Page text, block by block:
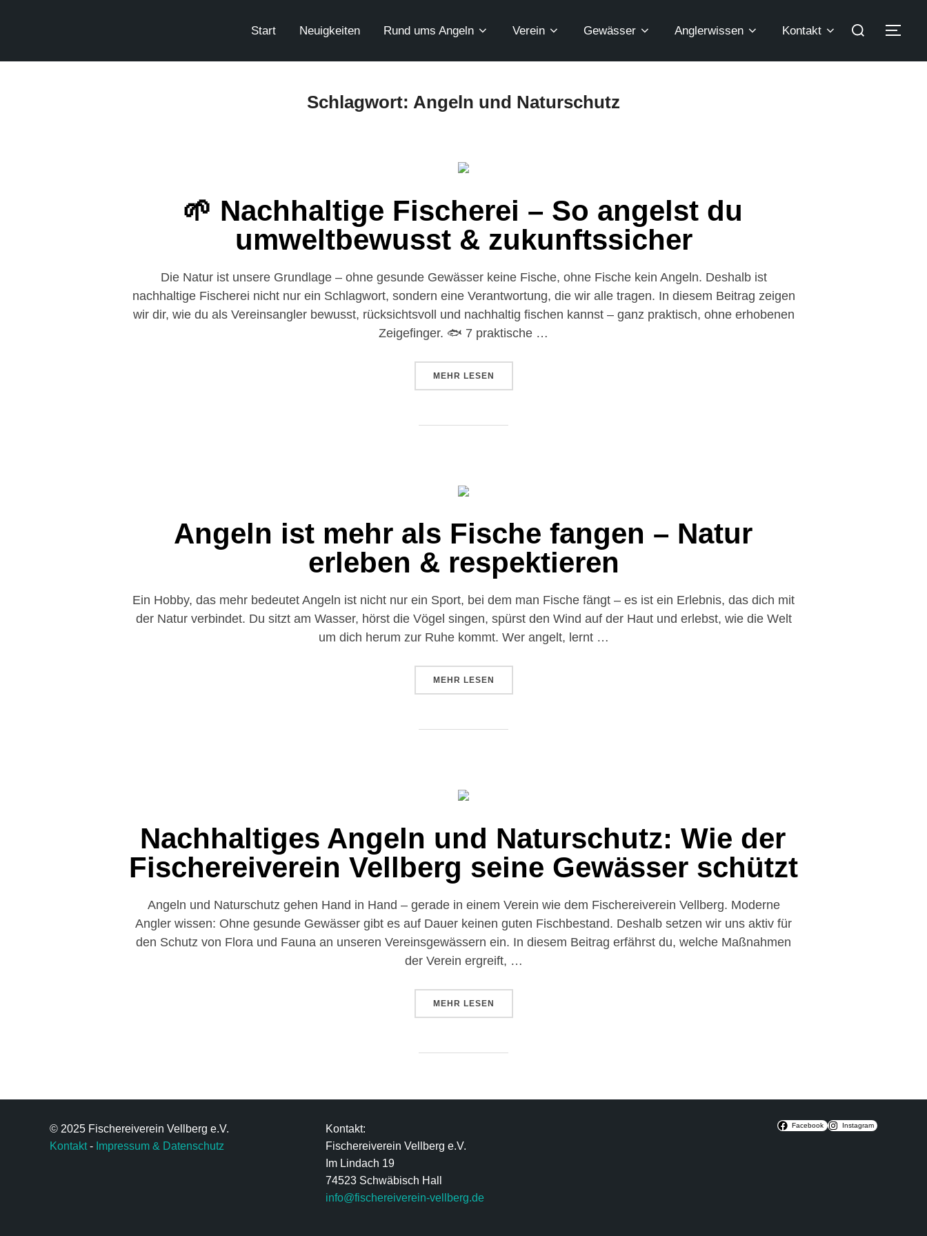
Start Neuigkeiten Rund ums Angeln Verein Gewässer Anglerwissen Kontakt
Schlagwort: Angeln und Naturschutz
🌱 Nachhaltige Fischerei – So angelst du
umweltbewusst & zukunftssicher
Die Natur ist unsere Grundlage – ohne gesunde Gewässer keine Fische, ohne Fische kein Angeln. Deshalb ist
nachhaltige Fischerei nicht nur ein Schlagwort, sondern eine Verantwortung, die wir alle tragen. In diesem Beitrag zeigen
wir dir, wie du als Vereinsangler bewusst, rücksichtsvoll und nachhaltig fischen kannst – ganz praktisch, ohne erhobenen
Zeigefinger. 🐟 7 praktische …
MEHR LESEN
Angeln ist mehr als Fische fangen – Natur
erleben & respektieren
Ein Hobby, das mehr bedeutet Angeln ist nicht nur ein Sport, bei dem man Fische fängt – es ist ein Erlebnis, das dich mit
der Natur verbindet. Du sitzt am Wasser, hörst die Vögel singen, spürst den Wind auf der Haut und erlebst, wie die Welt
um dich herum zur Ruhe kommt. Wer angelt, lernt …
MEHR LESEN
Nachhaltiges Angeln und Naturschutz: Wie der
Fischereiverein Vellberg seine Gewässer schützt
Angeln und Naturschutz gehen Hand in Hand – gerade in einem Verein wie dem Fischereiverein Vellberg. Moderne
Angler wissen: Ohne gesunde Gewässer gibt es auf Dauer keinen guten Fischbestand. Deshalb setzen wir uns aktiv für
den Schutz von Flora und Fauna an unseren Vereinsgewässern ein. In diesem Beitrag erfährst du, welche Maßnahmen
der Verein ergreift, …
MEHR LESEN
© 2025 Fischereiverein Vellberg e.V.
Kontakt- Impressum & Datenschutz
Kontakt:
Fischereiverein Vellberg e.V.
Im Lindach 19
74523 Schwäbisch Hall
info@fischereiverein-vellberg.de
Facebook Instagram